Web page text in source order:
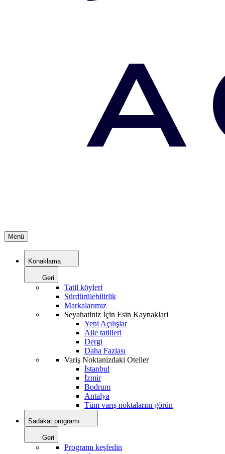
Menü
Konaklama
Geri
Tatil köyleri
Sürdürülebilirlik
Markalarımız
Seyahatiniz İçin Esin Kaynaklari
Yeni Açılışlar
Aile tatilleri
Dergi
Daha Fazlası
Variş Noktanizdaki Oteller
İstanbul
İzmir
Bodrum
Antalya
Tüm varış noktalarını görün
Sadakat programı
Geri
Programı keşfedin